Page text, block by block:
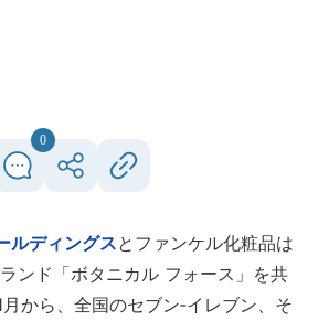
0
ルディングスとファンケル化粧品は
ンド「ボタニカル フォース」を共
から、全国のセブン‐イレブン、そ